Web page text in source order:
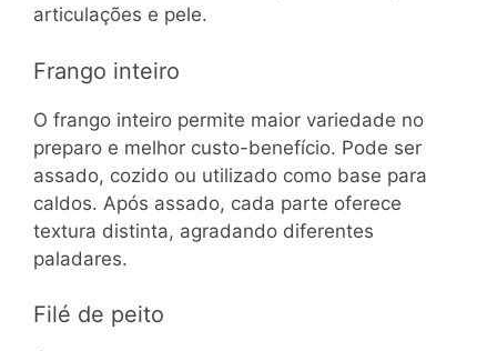
articulações e pele.
Frango inteiro
O frango inteiro permite maior variedade no
preparo e melhor custo-benefício. Pode ser
assado, cozido ou utilizado como base para
caldos. Após assado, cada parte oferece
textura distinta, agradando diferentes
paladares.
Filé de peito